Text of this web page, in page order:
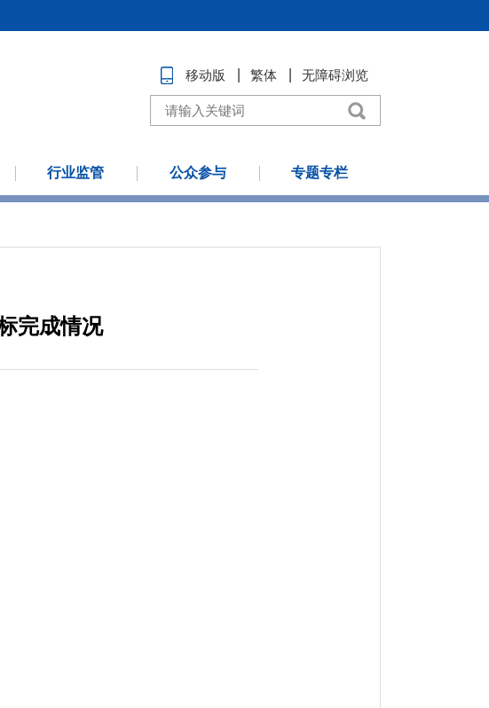
移动版 繁体 无障碍浏览
行业监管 公众参与 专题专栏
完成情况